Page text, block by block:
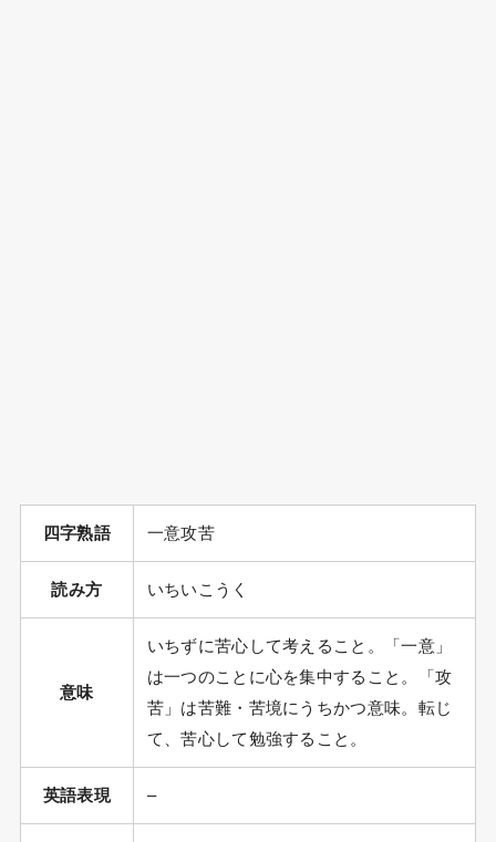
四字熟語 一意攻苦
読み方 いちいこうく
意味
いちずに苦心して考えること。「一意」
は一つのことに心を集中すること。「攻
苦」は苦難・苦境にうちかつ意味。転じ
て、苦心して勉強すること。
英語表現 –